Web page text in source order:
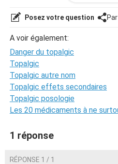
la douleur est vraiment mal
medicaments aux effets
on ne traite pas la cause de la
souvent pouvant etre soulager
chiropracteur ou autre )
Posez votre question
A voir également:
Danger du topalgic
Topalgic
Topalgic autre nom
Topalgic effets secondaires
Topalgic posologie
Les 20 médicaments à ne
1 réponse
RÉPONSE 1 / 1